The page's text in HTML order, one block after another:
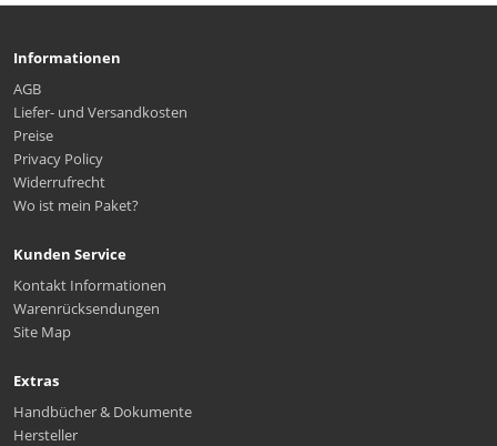
Informationen
AGB
Liefer- und Versandkosten
Preise
Privacy Policy
Widerrufrecht
Wo ist mein Paket?
Kunden Service
Kontakt Informationen
Warenrücksendungen
Site Map
Extras
Handbücher & Dokumente
Hersteller